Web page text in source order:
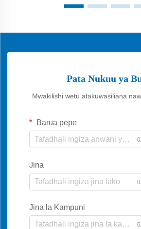
Pata Nukuu ya
Mwakilishi wetu atakuwasiliana
Barua pepe
Jina
Jina la Kampuni